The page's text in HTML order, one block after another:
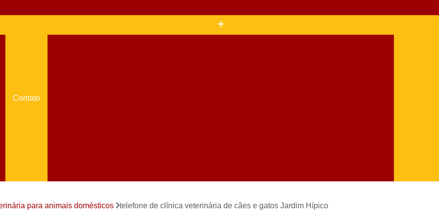
Contato
Clínica Veterinária Santo Amaro
Clínica Veterinária Vila Mascote
para animais domésticos telefone de clínica veterinária de cães e gatos Jardim Hípico